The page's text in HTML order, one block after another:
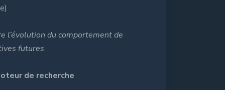
l’évolution du comportement de
futures
de recherche